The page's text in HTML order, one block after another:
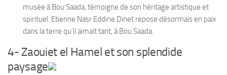
musée à Bou Saada, témoigne de son héritage artistique et
spirituel. Etienne Nasr Eddine Dinet repose désormais en paix
dans la terre qu’il aimait tant, à Bou Saada.
4- Zaouiet el Hamel et son splendide
paysage